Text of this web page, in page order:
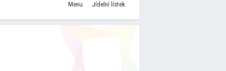
Menu Jídelní lístek